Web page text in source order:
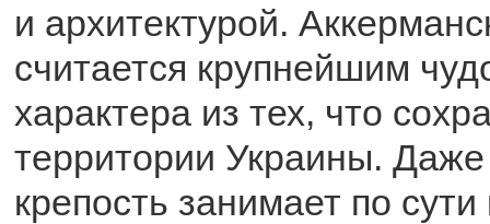
и архитектурой.
считается крупнейшим
характера из тех, что
территории Украины. Даже
крепость занимает по